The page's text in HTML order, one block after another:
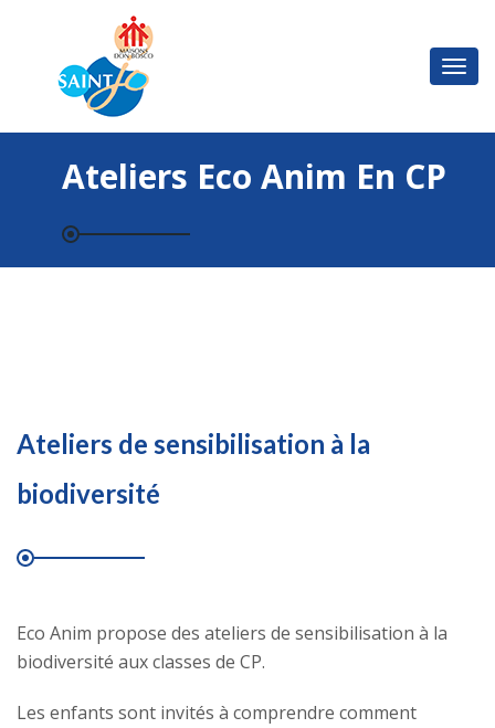
Ateliers Eco Anim En CP
Ateliers de sensibilisation à la
biodiversité
Eco Anim propose des ateliers de sensibilisation à la
biodiversité aux classes de CP.
Les enfants sont invités à comprendre comment